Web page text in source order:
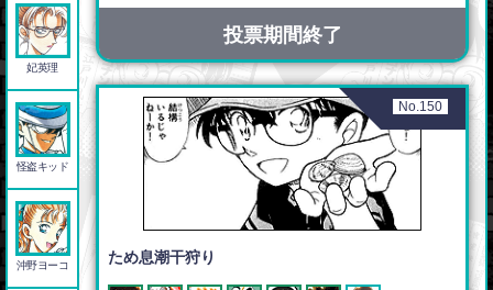
投票期間終了
No.150
ため息潮干狩り
妃英理
怪盗キッド
沖野ヨーコ